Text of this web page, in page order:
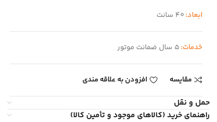
ابعاد: 40 سانت
خدمات:5 سال ضمانت موتور
مقایسه افزودن به علاقه مندی
حمل و نقل
راهنمای خرید (کالاهای موجود و تأمین کالا)